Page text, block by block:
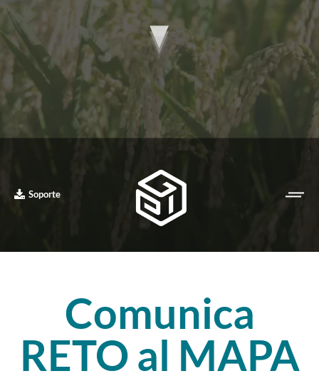
Soporte
Comunica
RETO al MAPA